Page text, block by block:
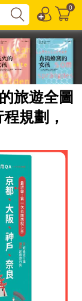
0
旅遊全圖
規劃，